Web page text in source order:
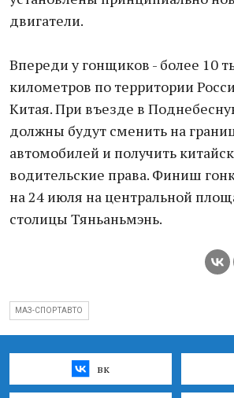
двигатели.
Впереди у гонщиков - более 10
километров по территории
Китая. При въезде в
должны будут сменить на
автомобилей и получить
водительские права. Финиш
на 24 июля на центральной
столицы Тяньаньмэнь.
МАЗ-СПОРТАВТО
вк